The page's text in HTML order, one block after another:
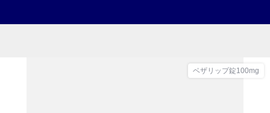
ベザリップ錠100mg